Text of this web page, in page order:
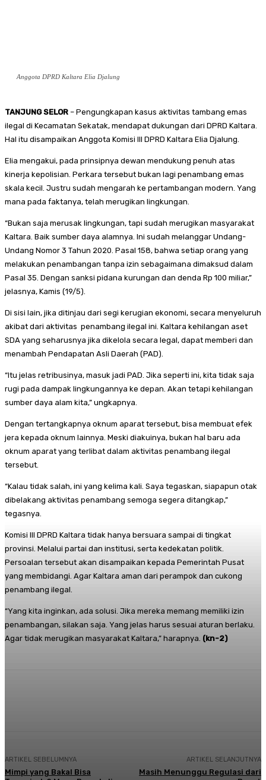
Anggota DPRD Kaltara Elia Djalung
TANJUNG SELOR – Pengungkapan kasus aktivitas tambang emas
ilegal di Kecamatan Sekatak, mendapat dukungan dari DPRD Kaltara.
Hal itu disampaikan Anggota Komisi III DPRD Kaltara Elia Djalung.
Elia mengakui, pada prinsipnya dewan mendukung penuh atas
kinerja kepolisian. Perkara tersebut bukan lagi penambang emas
skala kecil. Justru sudah mengarah ke pertambangan modern. Yang
mana pada faktanya, telah merugikan lingkungan.
“Bukan saja merusak lingkungan, tapi sudah merugikan masyarakat
Kaltara. Baik sumber daya alamnya. Ini sudah melanggar Undang-
Undang Nomor 3 Tahun 2020. Pasal 158, bahwa setiap orang yang
melakukan penambangan tanpa izin sebagaimana dimaksud dalam
Pasal 35. Dengan sanksi pidana kurungan dan denda Rp 100 miliar,”
jelasnya, Kamis (19/5).
Di sisi lain, jika ditinjau dari segi kerugian ekonomi, secara menyeluruh
akibat dari aktivitas penambang ilegal ini. Kaltara kehilangan aset
SDA yang seharusnya jika dikelola secara legal, dapat memberi dan
menambah Pendapatan Asli Daerah (PAD).
“Itu jelas retribusinya, masuk jadi PAD. Jika seperti ini, kita tidak saja
rugi pada dampak lingkungannya ke depan. Akan tetapi kehilangan
sumber daya alam kita,” ungkapnya.
Dengan tertangkapnya oknum aparat tersebut, bisa membuat efek
jera kepada oknum lainnya. Meski diakuinya, bukan hal baru ada
oknum aparat yang terlibat dalam aktivitas penambang ilegal
tersebut.
“Kalau tidak salah, ini yang kelima kali. Saya tegaskan, siapapun otak
dibelakang aktivitas penambang semoga segera ditangkap,”
tegasnya.
Komisi III DPRD Kaltara tidak hanya bersuara sampai di tingkat
provinsi. Melalui partai dan institusi, serta kedekatan politik.
Persoalan tersebut akan disampaikan kepada Pemerintah Pusat
yang membidangi. Agar Kaltara aman dari perampok dan cukong
penambang ilegal.
“Yang kita inginkan, ada solusi. Jika mereka memang memiliki izin
penambangan, silakan saja. Yang jelas harus sesuai aturan berlaku.
Agar tidak merugikan masyarakat Kaltara,” harapnya. (kn-2)
ARTIKEL SEBELUMNYA
Mimpi yang Bakal Bisa
ARTIKEL SELANJUTNYA
Masih Menunggu Regulasi dari